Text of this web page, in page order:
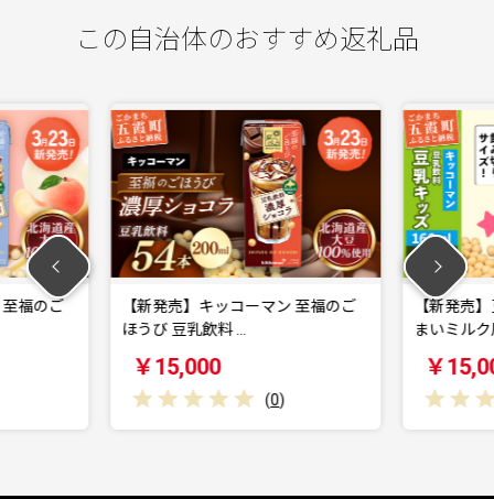
この自治体のおすすめ返礼品
ーマン 至福のご
【新発売】豆乳キッズ ほんのりあ
まいミルク風味 【…
￥15,000